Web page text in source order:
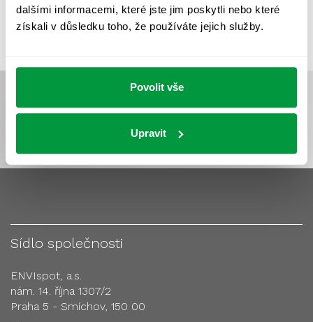
dalšími informacemi, které jste jim poskytli nebo které
získali v důsledku toho, že používáte jejich služby.
Povolit vše
Upravit
ZKOUŠKY NOUZOVÉHO OSVĚTLENÍ
Sídlo společnosti
ENVIspot, a.s.
nám. 14. října 1307/2
Praha 5 - Smíchov, 150 00